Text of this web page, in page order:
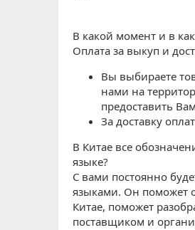
В какой момент и в
Оплата за выкуп и
Вы выбираете
нами на
предоставить
За доставку
В Китае все
языке?
С вами постоянно
языками. Он поможет
Китае, поможет
поставщиком и